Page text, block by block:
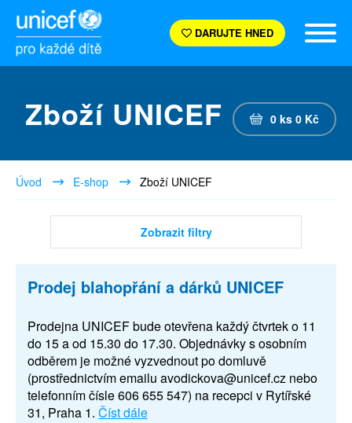
DARUJTE HNED
Zboží UNICEF 0 ks 0 Kč
Úvod E-shop Zboží UNICEF
Zobrazit filtry
Prodej blahopřání a dárků UNICEF
Prodejna UNICEF bude otevřena každý čtvrtek o 11
do 15 a od 15.30 do 17.30. Objednávky s osobním
odběrem je možné vyzvednout po domluvě
(prostřednictvím emailu avodickova@unicef.cz nebo
telefonním čísle 606 655 547) na recepci v Rytířské
31, Praha 1. Číst dále